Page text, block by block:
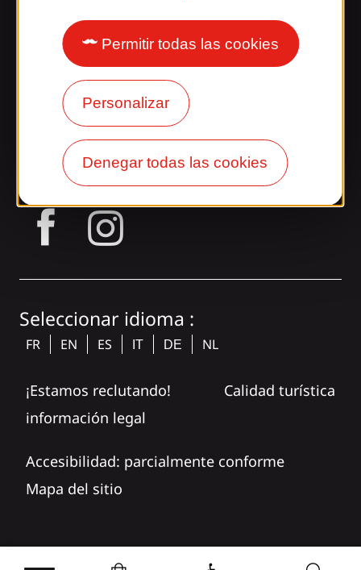
Permitir todas las cookies
Personalizar
Denegar todas las cookies
Acceso y transporte
Nuestros folletos
Nuestro blog
¡Únete a la pandilla
Gaillarde!
Seleccionar idioma :
FR EN ES IT DE NL
¡Estamos reclutando!
Calidad turística
información legal
Accesibilidad: parcialmente conforme
Mapa del sitio